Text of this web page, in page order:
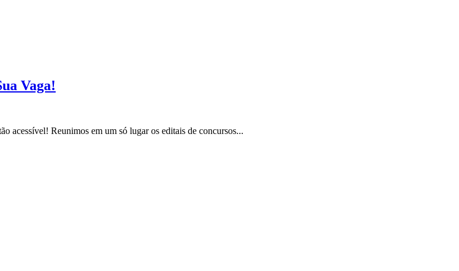
Vaga!
acessível! Reunimos em um só lugar os editais de concursos...